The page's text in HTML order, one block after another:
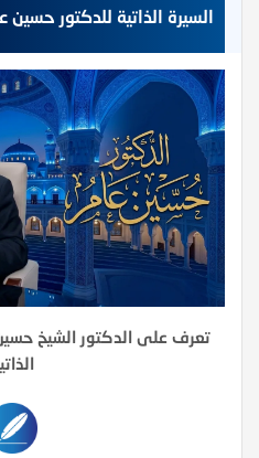
السيرة الذاتية للدكتور حسين
تعرف على الدكتور الشيخ